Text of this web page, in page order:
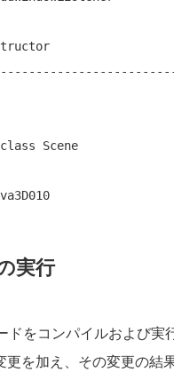
Scene
実行
をコンパイルおよび実
更を加え、その変更の結